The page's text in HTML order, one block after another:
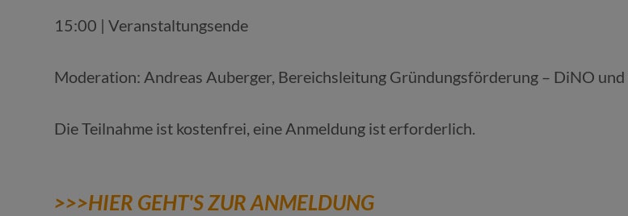
15:00 | Veranstaltungsende
Moderation: Andreas Auberger, Bereichsleitung Gründungsförderung – DiNO und
Die Teilnahme ist kostenfrei, eine Anmeldung ist erforderlich.
>>>HIER GEHT'S ZUR ANMELDUNG